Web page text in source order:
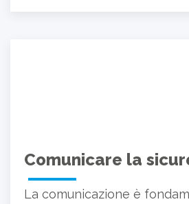
Comunicare la
La comunicazione è